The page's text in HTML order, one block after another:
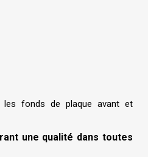
fonds de plaque avant et
une qualité dans toutes